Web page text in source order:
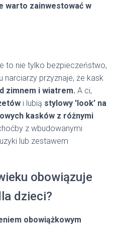
warto zainwestować w
to nie tylko bezpieczeństwo,
narciarzy przyznaje, że kask
zimnem i wiatrem. A ci,
i lubią stylowy 'look’ na
kasków z różnymi
z wbudowanymi
lub zestawem
obowiązuje
dzieci?
obowiążkowym